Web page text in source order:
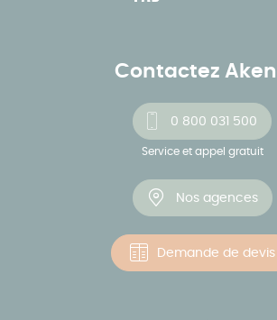
Contactez
0 800 031 500
Service et appel gratuit
Nos agences
Demande de devis